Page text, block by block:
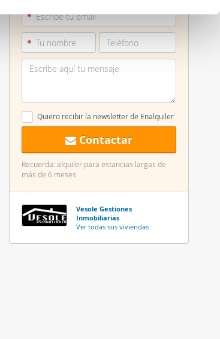
Quiero recibir la newsletter de Enalquiler
Contactar
Recuerda: alquiler para estancias largas de
más de 6 meses
Vesole Gestiones
Inmobiliarias
Ver todas sus viviendas